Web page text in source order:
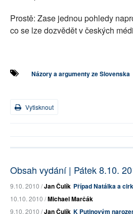
Prostě: Zase jednou pohledy
co se lze dozvědět v českých
Názory a argumenty ze Slovenska
Vytisknout
Obsah vydání | Pátek 8.10.
9.10. 2010 /Jan Čulík Případ Natálka a
10.10. 2010 /Michael Marčák
9.10. 2010 /Jan Čulík K Putinovým